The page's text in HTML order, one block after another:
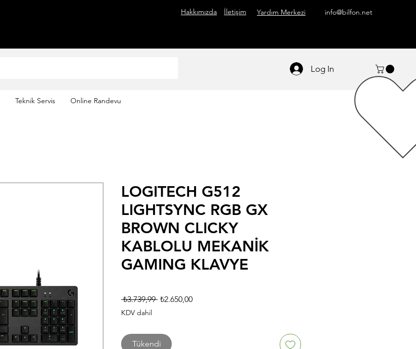
Hakkımızda İletişim Yardım Merkezi info@bilfon.net
Log In
Teknik Servis Online Randevu
LOGITECH G512
LIGHTSYNC RGB GX
BROWN CLICKY
KABLOLU MEKANİK
GAMING KLAVYE
₺3.739,99 Normal
₺2.650,00İndirimli
KDV dahil
Tükendi